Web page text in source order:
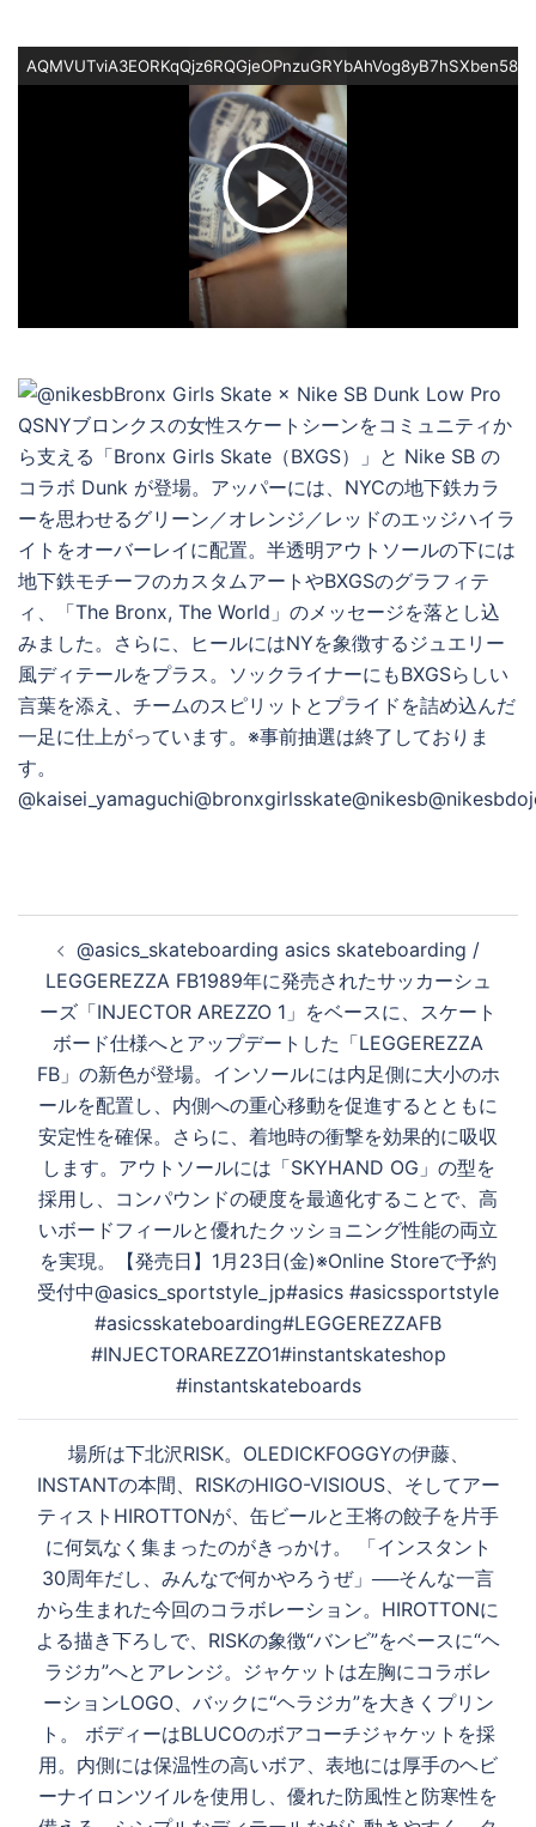
ビ
デ
を
再
生
す
ゲ
ー
シ
ョ
ン
@asics_skateboarding asics skateboarding /
LEGGEREZZA FB1989年に発売されたサッカーシュ
ーズ「INJECTOR AREZZO 1」をベースに、スケート
ボード仕様へとアップデートした「LEGGEREZZA
FB」の新色が登場。インソールには内足側に大小のホ
ールを配置し、内側への重心移動を促進するとともに
安定性を確保。さらに、着地時の衝撃を効果的に吸収
します。アウトソールには「SKYHAND OG」の型を
採用し、コンパウンドの硬度を最適化することで、高
いボードフィールと優れたクッショニング性能の両立
を実現。【発売日】1月23日(金)※Online Storeで予約
受付中@asics_sportstyle_jp#asics #asicssportstyle
#asicsskateboarding#LEGGEREZZAFB
#INJECTORAREZZO1#instantskateshop
#instantskateboards
場所は下北沢RISK。OLEDICKFOGGYの伊藤、
INSTANTの本間、RISKのHIGO-VISIOUS、そしてアー
ティストHIROTTONが、缶ビールと王将の餃子を片手
に何気なく集まったのがきっかけ。 「インスタント
30周年だし、みんなで何かやろうぜ」──そんな一言
から生まれた今回のコラボレーション。HIROTTONに
よる描き下ろしで、RISKの象徴“バンビ”をベースに“ヘ
ラジカ”へとアレンジ。ジャケットは左胸にコラボレ
ーションLOGO、バックに“ヘラジカ”を大きくプリン
ト。 ボディーはBLUCOのボアコーチジャケットを採
用。内側には保温性の高いボア、表地には厚手のヘビ
ーナイロンツイルを使用し、優れた防風性と防寒性を